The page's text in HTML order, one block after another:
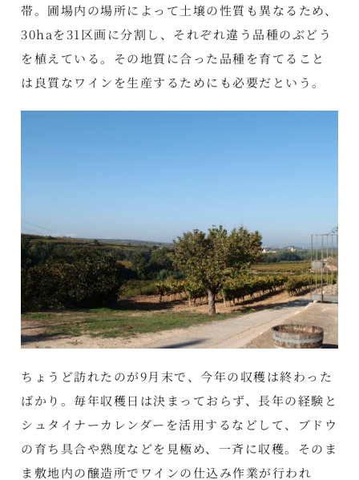
帯。圃場内の場所によって土壌の性質も異なるため、
30haを31区画に分割し、それぞれ違う品種のぶどう
を植えている。その地質に合った品種を育てること
は良質なワインを生産するためにも必要だという。
ちょうど訪れたのが9月末で、今年の収穫は終わった
ばかり。毎年収穫日は決まっておらず、長年の経験と
シュタイナーカレンダーを活用するなどして、ブドウ
の育ち具合や熟度などを見極め、一斉に収穫。そのま
ま敷地内の醸造所でワインの仕込み作業が行われ